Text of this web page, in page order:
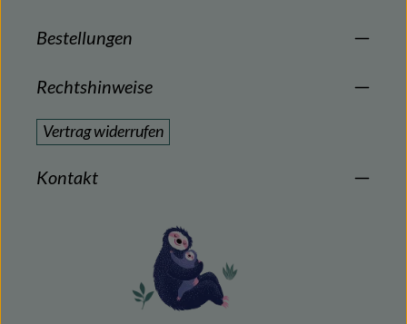
Bestellungen
Rechtshinweise
Vertrag widerrufen
Kontakt